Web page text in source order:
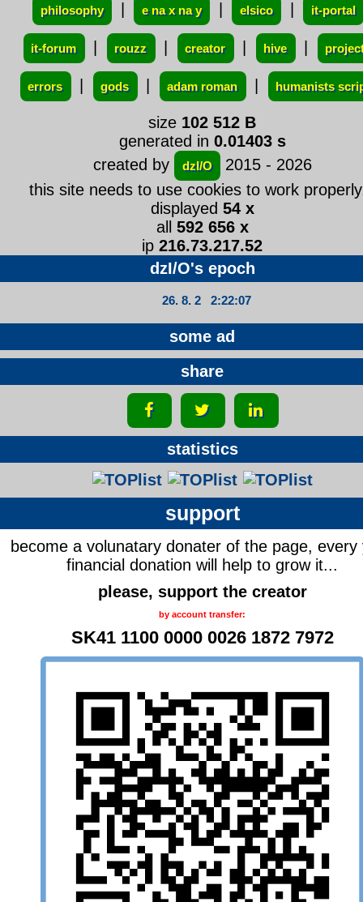
philosophy e na x na y elsico it-portal
it-forum rouzz creator hive
errors gods adam roman humanists
size 102 512 B
generated in 0.01403 s
created by
dzI/O
2015 - 2026
this site needs to use cookies to work
displayed 54 x
all 592 656 x
ip216.73.217.52
dzI/O's epoch
26. 8. 2 2:22:07
some ad
share
statistics
support
become a volunatary donater of the page, every
financial donation will help to grow it...
please, support the creator
by account transfer:
SK41 1100 0000 0026 1872 7972